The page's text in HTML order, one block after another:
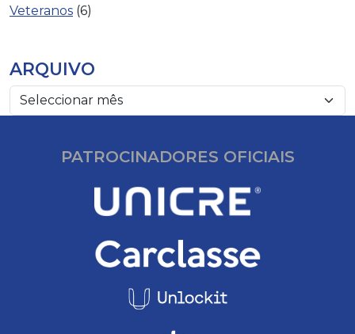
Veteranos (6)
ARQUIVO
PATROCINADORES OFICIAIS